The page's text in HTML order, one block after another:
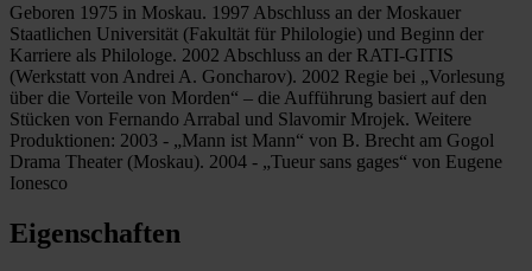
Geboren 1975 in Moskau. 1997 Abschluss an der Moskauer
Staatlichen Universität (Fakultät für Philologie) und Beginn der
Karriere als Philologe. 2002 Abschluss an der RATI-GITIS
(Werkstatt von Andrei A. Goncharov). 2002 Regie bei „Vorlesung
über die Vorteile von Morden“ – die Aufführung basiert auf den
Stücken von Fernando Arrabal und Slavomir Mrojek. Weitere
Produktionen: 2003 - „Mann ist Mann“ von B. Brecht am Gogol
Drama Theater (Moskau). 2004 - „Tueur sans gages“ von Eugene
Ionesco
Eigenschaften